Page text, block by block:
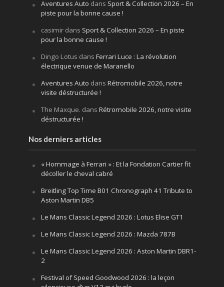
Aventures Auto dans Sport & Collection 2026 – En
piste pour la bonne cause !
casimirdans Sport & Collection 2026 – En piste
pour la bonne cause !
Dingo Lotus dans Ferrari Luce : La révolution
électrique venue de Maranello
Aventures Auto dans Rétromobile 2026, notre
visite déstructurée !
The Maxque. dans Rétromobile 2026, notre visite
déstructurée !
Nos derniers articles
« Hommage à Ferrari » : Et la Fondation Cartier fit
décoller le cheval cabré
Breitling Top Time B01 Chronograph 41 Tribute to
Aston Martin DB5
Le Mans Classic Legend 2026 : Lotus Elise GT1
Le Mans Classic Legend 2026 : Mazda 787B
Le Mans Classic Legend 2026 : Aston Martin DBR1-
2
Festival of Speed Goodwood 2026 : la leçon